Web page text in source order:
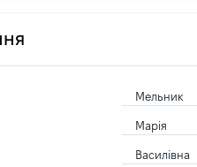
Мельник
Марія
Василівна